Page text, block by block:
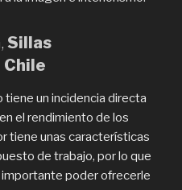
Sillas
un incidencia directa
el rendimiento de los
tiene unas características
de trabajo, por lo que
poder ofrecerle